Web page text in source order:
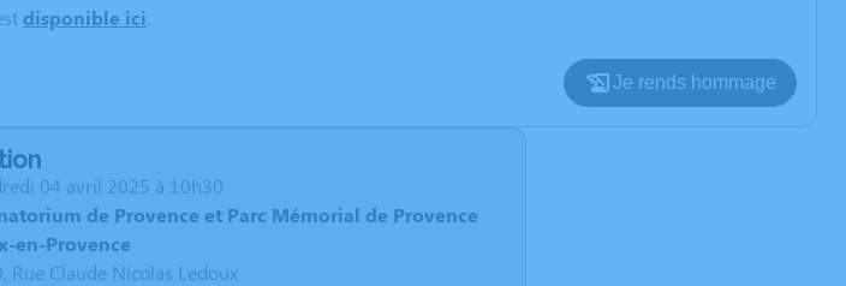
disponible ici.
Je rends hommage
04 avril 2025 à 10h30
de Provence et Parc Mémorial de Provence
en-Provence
Rue Claude Nicolas Ledoux